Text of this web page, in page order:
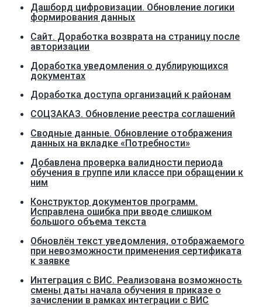
Дашборд цифровизации. Обновление логики
формирования данных
Сайт. Доработка возврата на страницу после
авторизации
Доработка уведомления о дублирующихся
документах
Доработка доступа организаций к районам
СОЦЗАКАЗ. Обновление реестра соглашений
Сводные данные. Обновление отображения
данных на вкладке «Потребности»
Добавлена проверка валидности периода
обучения в группе или классе при обращении к
ним
Конструктор документов программ.
Исправлена ошибка при вводе слишком
большого объема текста
Обновлён текст уведомления, отображаемого
при невозможности применения сертификата
к заявке
Интеграция с ВИС. Реализована возможность
смены даты начала обучения в приказе о
зачислении в рамках интеграции с ВИС